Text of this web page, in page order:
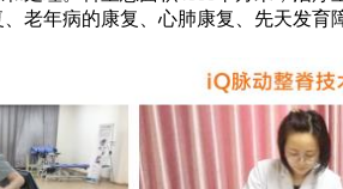
老年病的康复、心肺康复、先天发